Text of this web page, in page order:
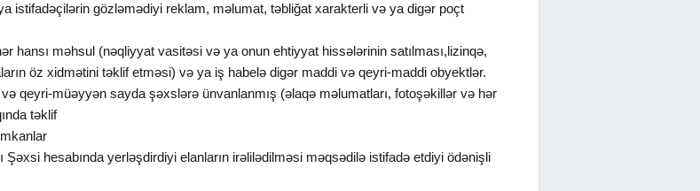
istifadəçilərin gözləmədiyi reklam, məlumat, təbliğat xarakterli və ya digər poçt
hansı məhsul (nəqliyyat vasitəsi və ya onun ehtiyyat hissələrinin satılması,lizinqə,
öz xidmətini təklif etməsi) və ya iş habelə digər maddi və qeyri-maddi obyektlər.
qeyri-müəyyən sayda şəxslərə ünvanlanmış (əlaqə məlumatları, fotoşəkillər və hər
təklif
hesabında yerləşdirdiyi elanların irəlilədilməsi məqsədilə istifadə etdiyi ödənişli